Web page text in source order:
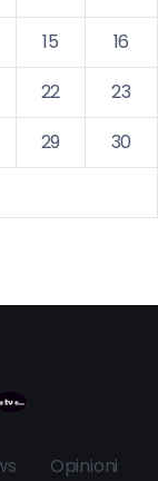
15
16
22
23
29
30
Opinioni